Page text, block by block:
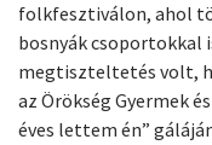
folkfesztiválon, ahol
bosnyák csoportokkal
megtiszteltetés volt,
az Örökség Gyermek
éves lettem én”